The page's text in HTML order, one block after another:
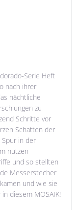
Serie Heft
nach ihrer
nächtliche
zu
Schritte vor
Schatten der
in der
nutzen
und so stellten
Messerstecher
und wie sie
diesem MOSAIK!